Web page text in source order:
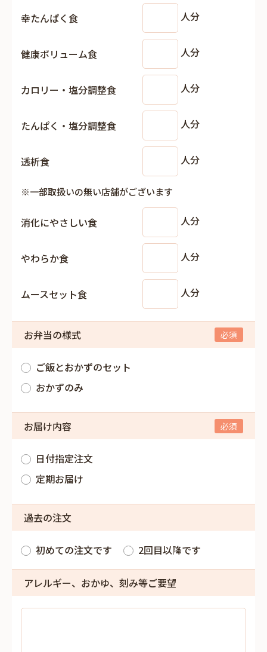
幸たんぱく食 人分
健康ボリューム食 人分
カロリー・塩分調整食 人分
たんぱく・塩分調整食 人分
透析食 人分
※一部取扱いの無い店舗がございます
消化にやさしい食 人分
やわらか食 人分
ムースセット食 人分
お弁当の様式
ご飯とおかずのセット
おかずのみ
お届け内容
日付指定注文
定期お届け
過去の注文
初めての注文です 2回目以降です
アレルギー、おかゆ、刻み等ご要望